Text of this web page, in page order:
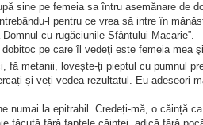
sine pe femeia sa întru asemănare de
l pentru ce vrea să intre în
cu rugăciunile Sfântului Macarie”.
pe care îl vedeţi este femeia mea
Iar fraţii auzind acestea, au mers
i se descoperise despre femeie şi se
sfântul a zis către dânşii: „Voi singuri
nu este schimbată întru altă fire; ci aşa
fă metanii, lovește-ți pieptul cu pumnul
și veți vedea rezultatul. Eu adeseori
numai la epitrahil. Credeți-mă, o căință